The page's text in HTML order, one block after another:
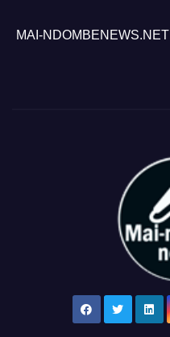
MAI-NDOMBENEWS.NET